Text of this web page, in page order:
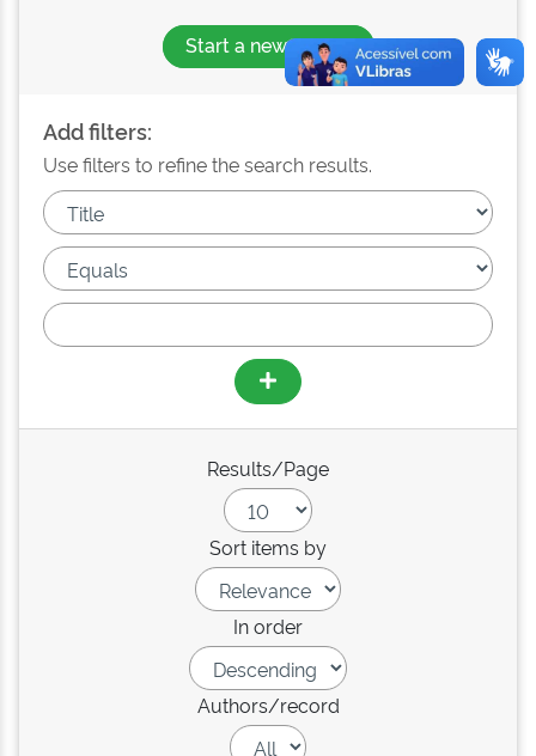
Start a new search
Add filters:
Use filters to refine the search results.
Results/Page
Sort items by
In order
Authors/record